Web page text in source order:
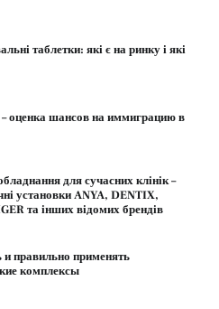
таблетки: які є на ринку і які
оценка шансов на иммиграцию в
для сучасних клінік –
установки ANYA, DENTIX,
та інших відомих брендів
правильно применять
комплексы